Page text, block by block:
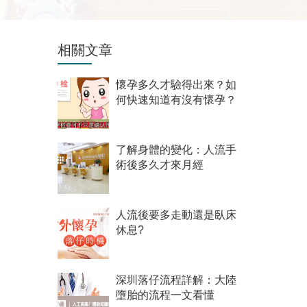
相關文章
懷孕多久才驗得出來？如
何快速知道有沒有懷孕？
了解身體的變化：人流手
術後多久才來月經
人流後要多走動還是臥床
休息?
深圳落仔流程詳解：大陸
墮胎的流程一文看懂